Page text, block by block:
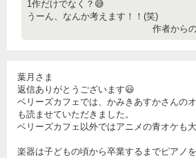
1作だけでなく？😅
うーん、なんか考えます！！(笑)
作者から
葉月さま
返信ありがとうございます😃
ベリーズカフェでは、かみきあすかさんの
も読ませていただきました。
ベリーズカフェ以外ではアニメの青オケも大
楽器は子どもの頃から卒業するまでピアノ